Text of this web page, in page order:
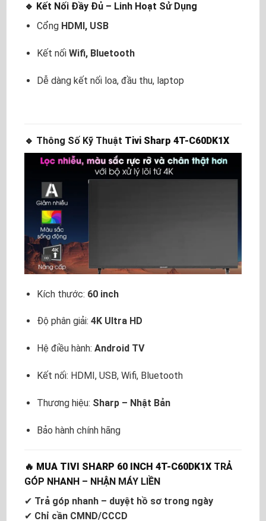
🔹 Kết Nối Đầy Đủ – Linh Hoạt Sử Dụng
Cổng HDMI, USB
Kết nối Wifi, Bluetooth
Dễ dàng kết nối loa, đầu thu, laptop
🔹 Thông Số Kỹ Thuật Tivi Sharp 4T-C60DK1X
Kích thước: 60 inch
Độ phân giải: 4K Ultra HD
Hệ điều hành: Android TV
Kết nối: HDMI, USB, Wifi, Bluetooth
Thương hiệu: Sharp – Nhật Bản
Bảo hành chính hãng
🔥 MUA TIVI SHARP 60 INCH 4T-C60DK1X TRẢ
GÓP NHANH – NHẬN MÁY LIỀN
✔ Trả góp nhanh – duyệt hồ sơ trong ngày
✔ Chỉ cần CMND/CCCD